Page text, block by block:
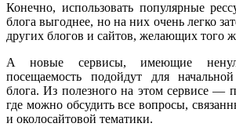
Конечно, использовать популярные
блога выгоднее, но на них очень легко
других блогов и сайтов, желающих того
А новые сервисы, имеющие
посещаемость подойдут для
блога. Из полезного на этом сервисе —
где можно обсудить все вопросы,
и околосайтовой тематики.